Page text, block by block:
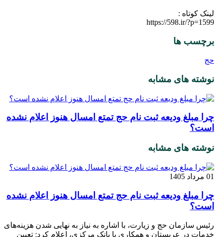
لینک کوتاه :
https://598.ir/?p=1599
برچسب ها
حج
نوشته های مشابه
چرا مبلغ ودیعه ثبت نام حج تمتع امسال هنوز اعلام نشده
است؟
نوشته های مشابه
01 مرداد 1405
چرا مبلغ ودیعه ثبت نام حج تمتع امسال هنوز اعلام نشده
است؟
رئیس سازمان حج و زیارت، با اشاره به نیاز به نهایی شدن هزینه‌های
خدمات در عربستان و همکاری با بانک مرکزی، اعلام کرد: تعیین